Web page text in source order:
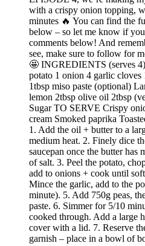
with a crispy onion topping,
minutes 🔥 You can find the
below – so let me know if
comments below! And
see, make sure to follow for
🤩 INGREDIENTS (serves
potato 1 onion 4 garlic cloves
1tbsp miso paste (optional)
lemon 2tbsp olive oil 2tbsp
Sugar TO SERVE Crispy
cream Smoked paprika
1. Add the oil + butter to a
medium heat. 2. Finely dice
saucepan once the butter has
of salt. 3. Peel the potato,
add to onions + cook until
Mince the garlic, add to the
minute). 5. Add 750g peas,
paste. 6. Simmer for 5/10
cooked through. Add a large
cover with a lid. 7. Reserve
garnish – place in a bowl of